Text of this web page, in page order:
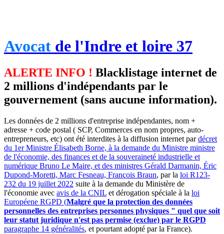
Avocat de l'Indre et loire 37
ALERTE INFO ! Blacklistage internet de
2 millions d'indépendants par le
gouvernement (sans aucune information).
Les données de 2 millions d'entreprise indépendantes, nom +
adresse + code postal ( SCP, Commerces en nom propres, auto-
entrepreneurs, etc) ont été interdites à la diffusion internet pardécret
du 1er Ministre Élisabeth Borne, à la demande du Ministre ministre
de l'économie, des finances et de la souveraineté industrielle et
numérique Bruno Le Maire, et des ministres Gérald Darmanin, Éric
Dupond-Moretti, Marc Fesneau, François Braun, par la loi R123-
232 du 19 juillet 2022 suite à la demande du Ministère de
l'économie avec avis de la CNIL et dérogation spéciale à la loi
Européene RGPD (Malgré que la protection des données
personnelles des entreprises personnes physiques " quel que soit
leur statut juridique n'est pas permise (exclue) par le RGPD
paragraphe 14 généralités, et pourtant adopté par la France).